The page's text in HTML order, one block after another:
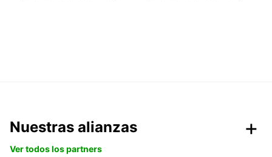
Nuestras alianzas
Ver todos los partners